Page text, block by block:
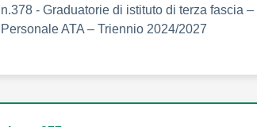
n.378 - Graduatorie di istituto di terza fascia –
Personale ATA – Triennio 2024/2027